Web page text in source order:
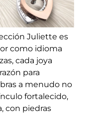
Juliette es
como idioma
cada joya
para
a menudo no
fortalecido,
con piedras